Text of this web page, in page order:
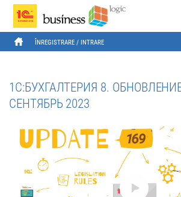
ÎNREGISTRARE / INTRARE
1С:БУХГАЛТЕРИЯ 8.
СЕНТЯБРЬ 2023